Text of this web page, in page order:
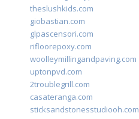
theslushkids.com
giobastian.com
glpascensori.com
rifloorepoxy.com
woolleymillingandpaving.com
uptonpvd.com
2troublegrill.com
casateranga.com
sticksandstonesstudiooh.com